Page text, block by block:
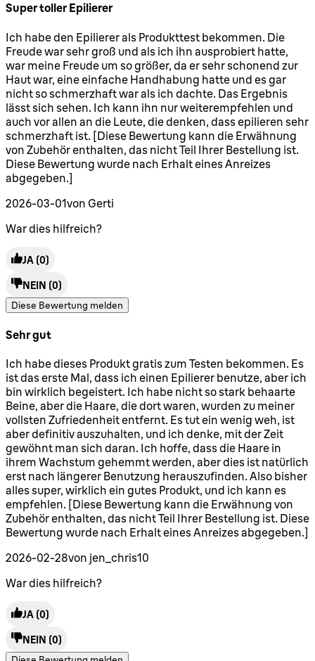
Super toller Epilierer
5 Sterne von maximal 5
Ich habe den Epilierer als Produkttest bekommen. Die
Freude war sehr groß und als ich ihn ausprobiert hatte,
war meine Freude um so größer, da er sehr schonend zur
Haut war, eine einfache Handhabung hatte und es gar
nicht so schmerzhaft war als ich dachte. Das Ergebnis
lässt sich sehen. Ich kann ihn nur weiterempfehlen und
auch vor allen an die Leute, die denken, dass epilieren sehr
schmerzhaft ist. [Diese Bewertung kann die Erwähnung
von Zubehör enthalten, das nicht Teil Ihrer Bestellung ist.
Diese Bewertung wurde nach Erhalt eines Anreizes
abgegeben.]
2026-03-01von Gerti
War dies hilfreich?
JA (0)
NEIN (0)
Diese Bewertung melden
Sehr gut
4 Sterne von maximal 5
Ich habe dieses Produkt gratis zum Testen bekommen. Es
ist das erste Mal, dass ich einen Epilierer benutze, aber ich
bin wirklich begeistert. Ich habe nicht so stark behaarte
Beine, aber die Haare, die dort waren, wurden zu meiner
vollsten Zufriedenheit entfernt. Es tut ein wenig weh, ist
aber definitiv auszuhalten, und ich denke, mit der Zeit
gewöhnt man sich daran. Ich hoffe, dass die Haare in
ihrem Wachstum gehemmt werden, aber dies ist natürlich
erst nach längerer Benutzung herauszufinden. Also bisher
alles super, wirklich ein gutes Produkt, und ich kann es
empfehlen. [Diese Bewertung kann die Erwähnung von
Zubehör enthalten, das nicht Teil Ihrer Bestellung ist. Diese
Bewertung wurde nach Erhalt eines Anreizes abgegeben.]
2026-02-28von jen_chris10
War dies hilfreich?
JA (0)
NEIN (0)